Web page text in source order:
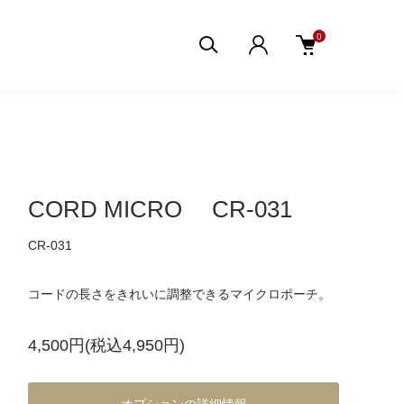
0
CORD MICRO CR-031
CR-031
コードの長さをきれいに調整できるマイクロポーチ。
4,500円(税込4,950円)